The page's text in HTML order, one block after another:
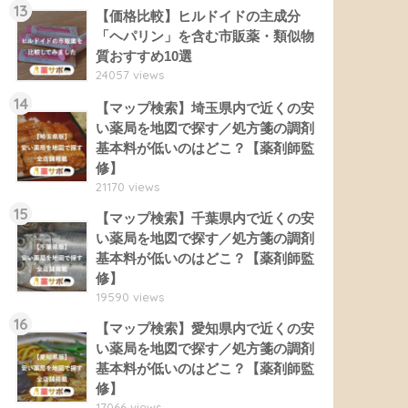
13
【価格比較】ヒルドイドの主成分
「ヘパリン」を含む市販薬・類似物
質おすすめ10選
24057 views
14
【マップ検索】埼玉県内で近くの安
い薬局を地図で探す／処方箋の調剤
基本料が低いのはどこ？【薬剤師監
修】
21170 views
15
【マップ検索】千葉県内で近くの安
い薬局を地図で探す／処方箋の調剤
基本料が低いのはどこ？【薬剤師監
修】
19590 views
16
【マップ検索】愛知県内で近くの安
い薬局を地図で探す／処方箋の調剤
基本料が低いのはどこ？【薬剤師監
修】